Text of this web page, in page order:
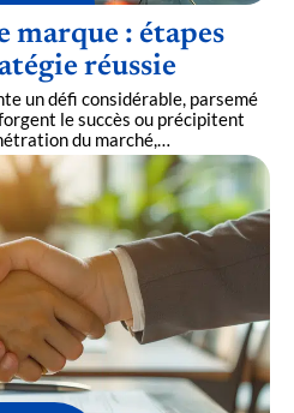
marque : étapes
réussie
un défi considérable, parsemé
le succès ou précipitent
du marché,